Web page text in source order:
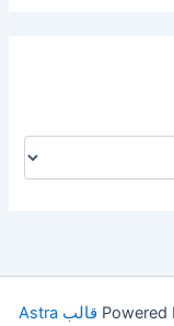
قالب Astra